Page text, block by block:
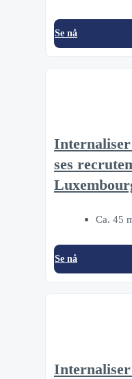
Se nå
ses
Ca. 45
Se nå